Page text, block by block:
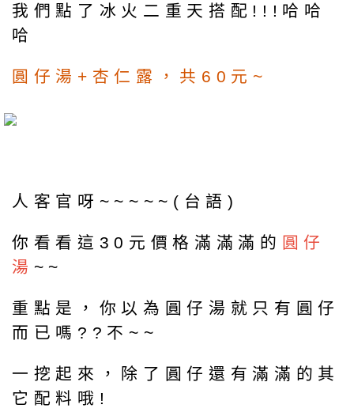
我們點了冰火二重天搭配!!!哈哈
哈
圓仔湯+杏仁露，共60元~
人客官呀~~~~~(台語)
你看看這30元價格滿滿滿的 圓仔
湯 ~~
重點是，你以為圓仔湯就只有圓仔
而已嗎??不~~
一挖起來，除了圓仔還有滿滿的其
它配料哦!